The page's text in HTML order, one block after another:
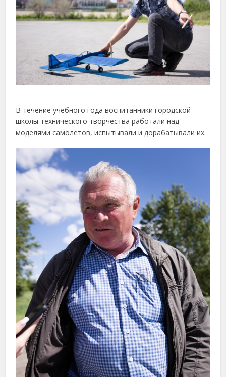
В течениеучебногогодавоспитанникигородской
школы технического творчестваработалинад
моделямисамолетов,испытывалиидорабатывалиих.